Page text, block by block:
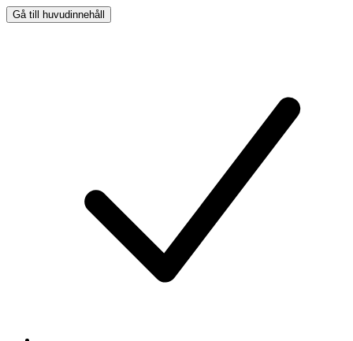
Gå till huvudinnehåll